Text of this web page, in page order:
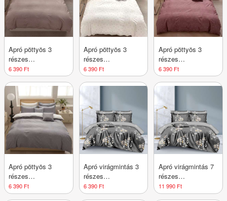
Apró pöttyös 3
részes
ágyneműhuzat -
Drapp
6 390 Ft
Apró pöttyös 3
részes
ágyneműhuzat -
Fehér
6 390 Ft
Apró pöttyös 3
részes
ágyneműhuzat -
Mályva
6 390 Ft
Apró pöttyös 3
részes
ágyneműhuzat -
Szürke
6 390 Ft
Apró virágmintás 3
részes
ágyneműhuzat
6 390 Ft
Apró virágmintás 7
részes
ágyneműhuzat
11 990 Ft